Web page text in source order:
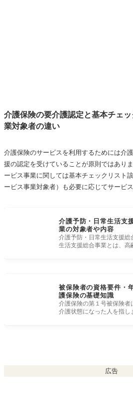
介護保険の要介護認定と基本チェ
業対象者の違い
介護保険のサービスを利用するためには介
援の認定を受けていることが原則ではあり
ービス事業に関しては基本チェックリスト
ービス事業対象者）も必要に応じてサービ
介護予防・日常生活
業の対象者や内容
介護予防・日常生活支援総
生活支援総合事業とは、高
被保険者の資格要件・
護保険の基礎知識
介護保険の第１号被保険者
介護状態になった人を指し
広告